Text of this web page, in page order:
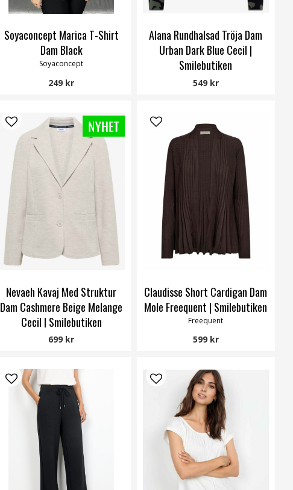
Soyaconcept Marica T-Shirt
Dam Black
Soyaconcept
249 kr
Alana Rundhalsad Tröja Dam
Urban Dark Blue Cecil |
Smilebutiken
Cecil
549 kr
Nevaeh Kavaj Med Struktur
Dam Cashmere Beige Melange
Cecil | Smilebutiken
Cecil
699 kr
Claudisse Short Cardigan Dam
Mole Freequent | Smilebutiken
Freequent
599 kr